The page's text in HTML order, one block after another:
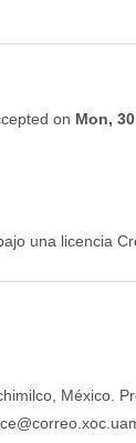
on Mon,
una licencia
México.